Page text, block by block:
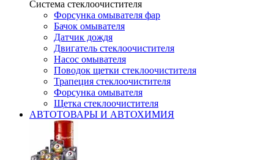
Система стеклоочистителя
Форсунка омывателя фар
Бачок омывателя
Датчик дождя
Двигатель стеклоочистителя
Насос омывателя
Поводок щетки стеклоочистителя
Трапеция стеклоочистителя
Форсунка омывателя
Щетка стеклоочистителя
АВТОТОВАРЫ И АВТОХИМИЯ